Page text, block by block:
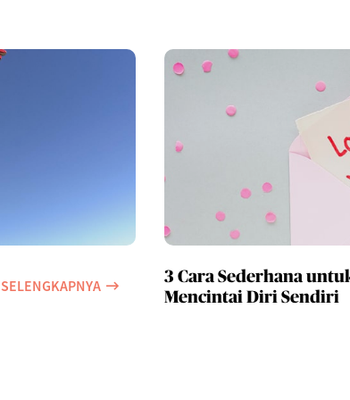
SELENGKAPNYA
3 Cara Sederhana
Mencintai Diri Sendiri